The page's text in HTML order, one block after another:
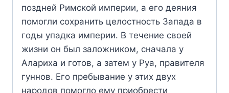
поздней Римской империи, а его деяния
помогли сохранить целостность Запада в
годы упадка империи. В течение своей
жизни он был заложником, сначала у
Алариха и готов, а затем у Руа, правителя
гуннов. Его пребывание у этих двух
народов помогло ему приобрести